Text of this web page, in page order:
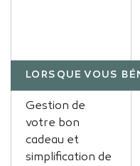
LORSQUE VOUS
Gestion de
votre bon
cadeau et
simplification de